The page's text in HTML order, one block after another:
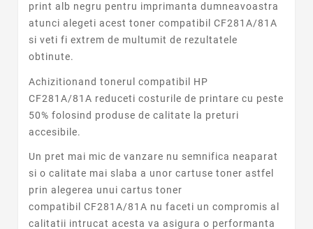
print alb negru pentru imprimanta dumneavoastra
atunci alegeti acest toner compatibil CF281A/81A
si veti fi extrem de multumit de rezultatele
obtinute.
Achizitionand tonerul compatibil HP
CF281A/81A reduceti costurile de printare cu peste
50% folosind produse de calitate la preturi
accesibile.
Un pret mai mic de vanzare nu semnifica neaparat
si o calitate mai slaba a unor cartuse toner astfel
prin alegerea unui cartus toner
compatibil CF281A/81A nu faceti un compromis al
calitatii intrucat acesta va asigura o performanta